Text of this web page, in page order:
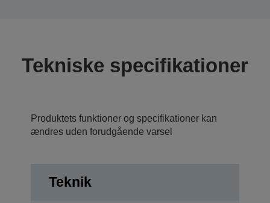
Tekniske specifikationer
Produktets funktioner og specifikationer kan
ændres uden forudgående varsel
Teknik